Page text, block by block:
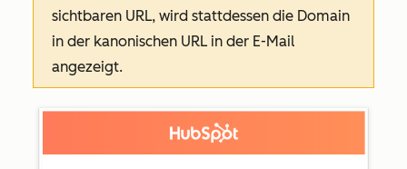
sichtbaren URL, wird stattdessen die Domain
in der kanonischen URL in der E-Mail
angezeigt.